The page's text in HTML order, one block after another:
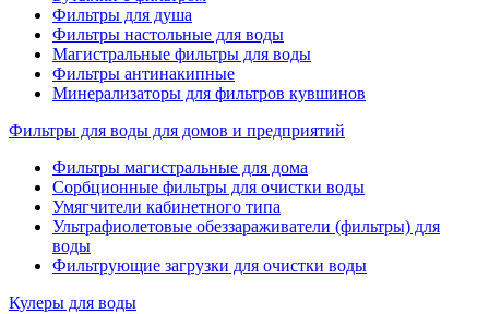
Фильтры для душа
Фильтры настольные для воды
Магистральные фильтры для воды
Фильтры антинакипные
Минерализаторы для фильтров кувшинов
Фильтры для воды для домов и предприятий
Фильтры магистральные для дома
Сорбционные фильтры для очистки воды
Умягчители кабинетного типа
Ультрафиолетовые обеззараживатели (фильтры) для
воды
Фильтрующие загрузки для очистки воды
Кулеры для воды